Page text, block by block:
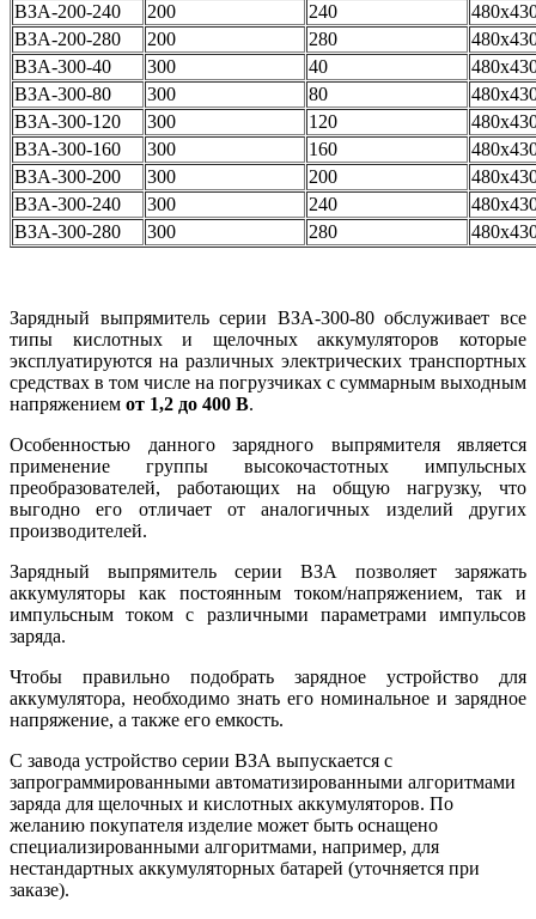
ВЗА-200-240
200 240
ВЗА-200-280
200 280
ВЗА-300-40
300 40
ВЗА-300-80
300 80
ВЗА-300-120
300 120
ВЗА-300-160
300 160
ВЗА-300-200
300 200
ВЗА-300-240
300 240
ВЗА-300-280
300 280
Зарядный выпрямитель серии ВЗА-300-80 обслуживает все
типы кислотных и щелочных аккумуляторов которые
эксплуатируются на различных электрических транспортных
средствах в том числе на погрузчиках с суммарным выходным
напряжением от 1,2 до 400 В.
Особенностью данного зарядного выпрямителя является
применение группы высокочастотных импульсных
преобразователей, работающих на общую нагрузку, что
выгодно его отличает от аналогичных изделий других
производителей.
Зарядный выпрямитель серии ВЗА позволяет заряжать
аккумуляторы как постоянным током/напряжением, так и
импульсным током с различными параметрами импульсов
заряда.
Чтобы правильно подобрать зарядное устройство для
аккумулятора, необходимо знать его номинальное и зарядное
напряжение, а также его емкость.
С завода устройство серии ВЗА выпускается с
запрограммированными автоматизированными алгоритмами
заряда для щелочных и кислотных аккумуляторов. По
желанию покупателя изделие может быть оснащено
специализированными алгоритмами, например, для
нестандартных аккумуляторных батарей (уточняется при
заказе).